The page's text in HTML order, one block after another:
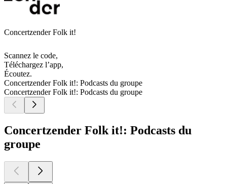
Concertzender Folk it!
Scannez le code,
Téléchargez l’app,
Écoutez.
Concertzender Folk it!: Podcasts du groupe
Concertzender Folk it!: Podcasts du groupe
Concertzender Folk it!: Podcasts du
groupe